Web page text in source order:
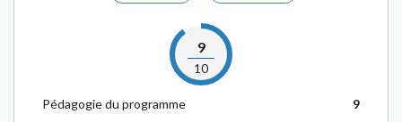
9
10
Pédagogie du programme
9